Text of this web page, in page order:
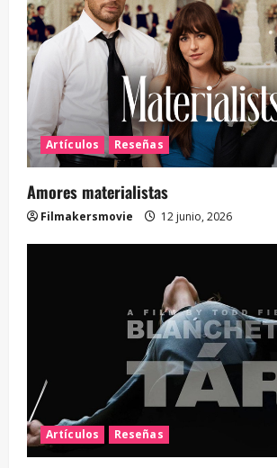
Artículos Reseñas
Amores materialistas
Filmakersmovie 12 junio, 2026
Artículos Reseñas